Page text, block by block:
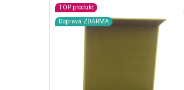
TOP produkt
Doprava ZDARMA